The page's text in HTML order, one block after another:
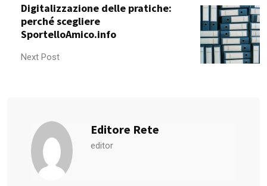
Digitalizzazione delle pratiche:
perché scegliere
SportelloAmico.info
Next Post
Editore Rete
editor